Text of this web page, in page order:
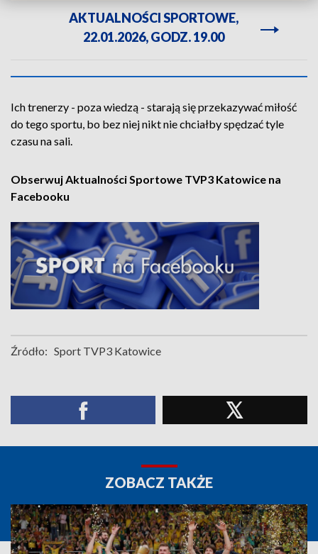
AKTUALNOŚCI SPORTOWE,
22.01.2026, GODZ. 19.00
Ich trenerzy - poza wiedzą - starają się przekazywać miłość
do tego sportu, bo bez niej nikt nie chciałby spędzać tyle
czasu na sali.
Obserwuj Aktualności Sportowe TVP3 Katowice na
Facebooku
Źródło: Sport TVP3 Katowice
ZOBACZ TAKŻE